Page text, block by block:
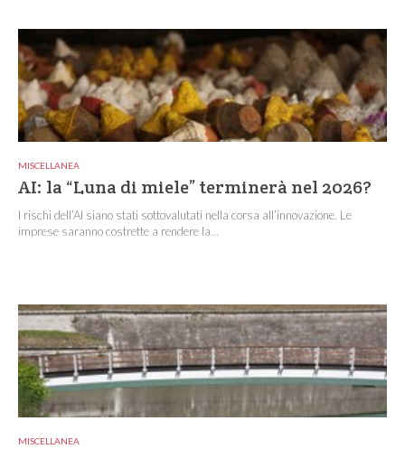
MISCELLANEA
AI: la “Luna di miele” terminerà nel 2026?
I rischi dell’AI siano stati sottovalutati nella corsa all’innovazione. Le
imprese saranno costrette a rendere la...
MISCELLANEA